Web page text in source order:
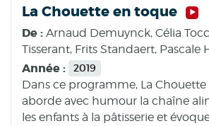
La Chouette en toque
De : Arnaud Demuynck, Célia
Tisserant, Frits Standaert, Pascale
Année : 2019
Dans ce programme, La
aborde avec humour la chaîne
les enfants à la pâtisserie et